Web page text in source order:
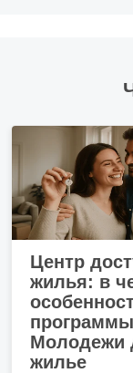
Центр
жилья: в
программы
Молодежи
жилье